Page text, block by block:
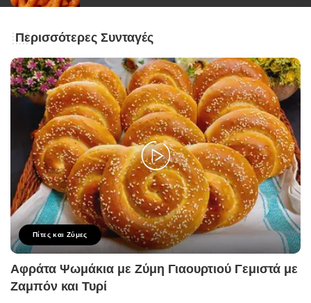
Περισσότερες Συνταγές
Πίτες και Ζύμες
Αφράτα Ψωμάκια με Ζύμη Γιαουρτιού Γεμιστά με
Ζαμπόν και Τυρί